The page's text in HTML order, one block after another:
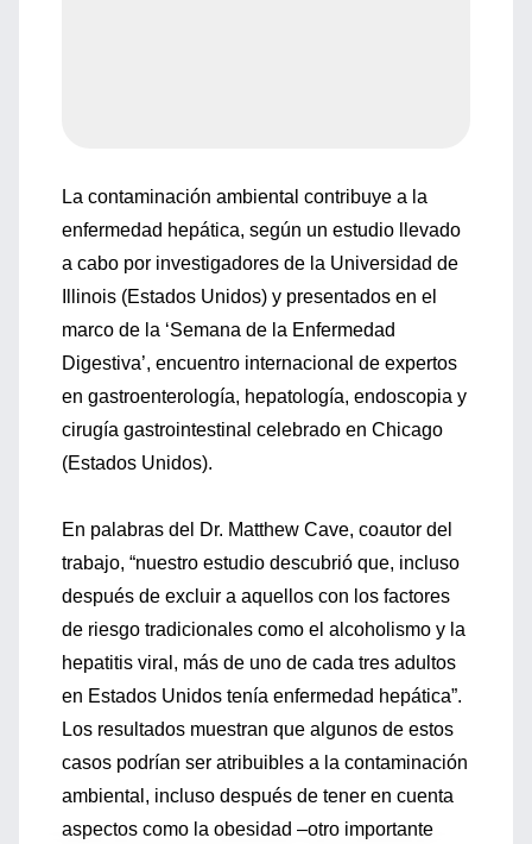
La contaminación ambiental contribuye a la
enfermedad hepática, según un estudio llevado
a cabo por investigadores de la Universidad de
Illinois (Estados Unidos) y presentados en el
marco de la ‘Semana de la Enfermedad
Digestiva’, encuentro internacional de expertos
en gastroenterología, hepatología, endoscopia y
cirugía gastrointestinal celebrado en Chicago
(Estados Unidos).
En palabras del Dr. Matthew Cave, coautor del
trabajo, “nuestro estudio descubrió que, incluso
después de excluir a aquellos con los factores
de riesgo tradicionales como el alcoholismo y la
hepatitis viral, más de uno de cada tres adultos
en Estados Unidos tenía enfermedad hepática”.
Los resultados muestran que algunos de estos
casos podrían ser atribuibles a la contaminación
ambiental, incluso después de tener en cuenta
aspectos como la obesidad –otro importante